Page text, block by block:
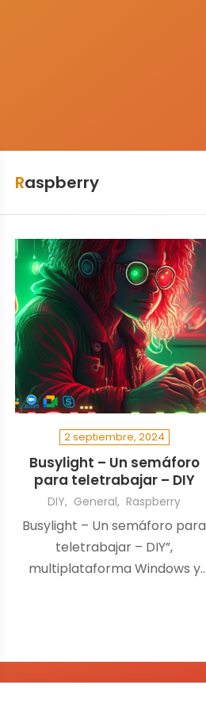
Raspberry
2 septiembre, 2024
Busylight – Un semáforo
para teletrabajar – DIY
DIY General Raspberry
Busylight – Un semáforo para
teletrabajar – DIY”,
multiplataforma Windows y